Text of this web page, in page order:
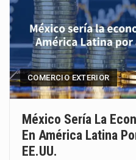
COMERCIO EXTERIOR
México Sería La
En América Latina
EE.UU.